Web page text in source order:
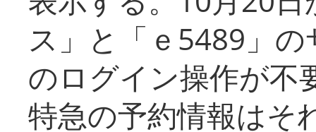
ス」と「ｅ5489」
のログイン操作が不
特急の予約情報はそ